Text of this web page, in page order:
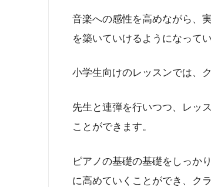
音楽への感性を高めながら、
を築いていけるようになってい
小学生向けのレッスンでは、
先生と連弾を行いつつ、レッ
ことができます。
ピアノの基礎の基礎をしっか
に高めていくことができ、ク